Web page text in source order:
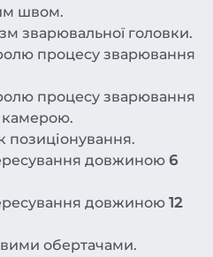
швом.
зварювальної головки.
процесу зварювання
процесу зварювання
камерою.
довжиною 6
довжиною 12
обертачами.